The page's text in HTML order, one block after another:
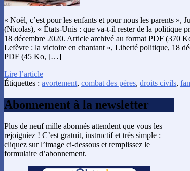
« Noël, c’est pour les enfants et pour nous les parents »,
(Nicolas), « États-Unis : que va-t-il rester de la politique
18 décembre 2020. Article archivé au format PDF (370
Lefèvre : la victoire en chantant », Liberté politique, 18
PDF (45 Ko, […]
Lire l’article
Étiquettes : avortement, combat des pères, droits civils,
Abonnement à la newsletter
Plus de neuf mille abonnés attendent que vous les
rejoigniez ! C’est gratuit, instructif et très simple :
cliquez sur l’image ci-dessous et remplissez le
formulaire d’abonnement.